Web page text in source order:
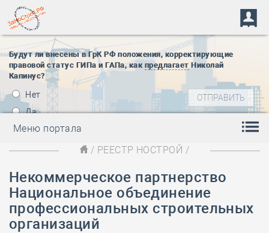
Будут ли внесены в ГрК РФ положения, корректирующие
правовой статус ГИПа и ГАПа, как предлагает Николай
Капинус?
Нет
Да
Меню портала
/ РЕЕСТР НОСТРОЙ /
Некоммерческое партнерство
Национальное объединение
профессиональных строительных
организаций